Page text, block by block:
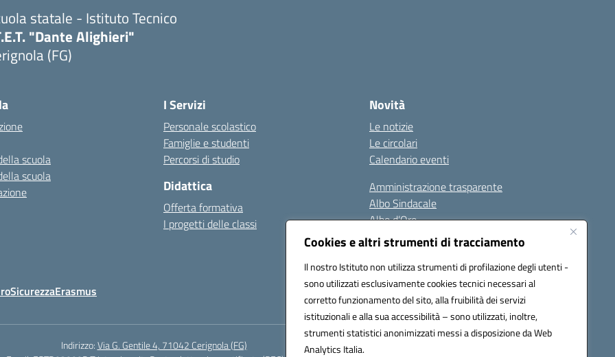
Cookies e altri strumenti di tracciamento
Il nostro Istituto non utilizza strumenti di profilazione degli utenti -
sono utilizzati esclusivamente cookies tecnici necessari al
corretto funzionamento del sito, alla fruibilità dei servizi
istituzionali e alla sua accessibilità – sono utilizzati, inoltre,
strumenti statistici anonimizzati messi a disposizione da Web
Analytics Italia.
statale - Istituto Tecnico
"Dante Alighieri"
(FG)
scuola
scuola
I Servizi
Personale scolastico
Famiglie e studenti
Percorsi di studio
Didattica
Offerta formativa
I progetti delle classi
Novità
Le notizie
Le circolari
Calendario eventi
Amministrazione trasparente
Albo Sindacale
Albo d’Oro
Sicurezza
Erasmus
SicurezzaErasmus Seguici su:
Indirizzo:Via G. Gentile 4, 71042 Cerignola (FG)